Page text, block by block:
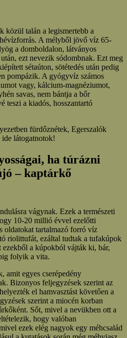
közül talán a legismertebb a
A mélyből jövő víz 65-
a domboldalon, látványos
ezt nevezik sódombnak. Ezt meg
sétaúton, sötétedés után pedig
pompázik. A gyógyvíz számos
vagy, kálcium-magnéziumot,
savas, nem bántja a bőr
teszi a kiadós, hosszantartó
fürdőznétek, Egerszalók
ide látogatnotok!
ha túrázni
– kaptárkő
vágynak. Ezek a természeti
10-20 millió évvel ezelőtti
oldatokat tartalmazó forró víz
riolittufát, ezáltal tudtak a tufakúpok
a kúpokból vájták ki, bár,
folyik a vita.
amit egyes cserépedény
Bizonyos feljegyzések szerint az
el hamvasztást követően a
szerint a miocén korban
Sőt, mivel a nevükben ott a
hogy valóban
ezek elég nagyok egy méhcsalád